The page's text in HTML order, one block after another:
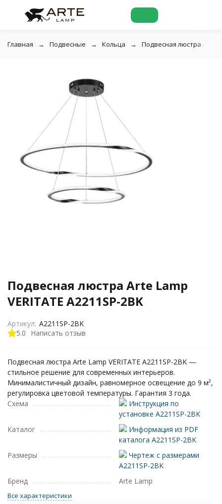
Главная Подвесные Кольца Подвесная люстра Arte
Подвесная люстра Arte Lamp
VERITATE A2211SP-2BK
5.0 Написать отзыв
Артикул: A2211SP-2BK
Подвесная люстра Arte Lamp VERITATE A2211SP-2BK —
стильное решение для современных интерьеров.
Минималистичный дизайн, равномерное освещение до 9 м²,
регулировка цветовой температуры. Гарантия 3 года.
Схема
Инструкция по
установке A2211SP-2BK
Каталог
Информация из PDF
каталога A2211SP-2BK
Размеры
Чертеж с размерами
A2211SP-2BK
Бренд
Arte Lamp
Все характеристики